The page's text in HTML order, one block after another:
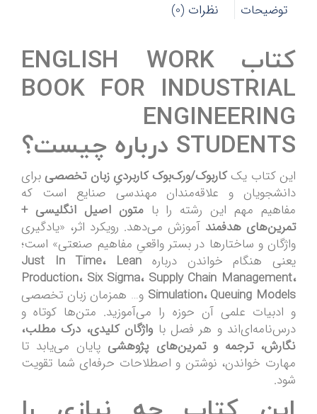
توضیحات نظرات (0)
کتاب ENGLISH WORK
BOOK FOR INDUSTRIAL
ENGINEERING
STUDENTS درباره چیست؟
این کتاب یککاربوک/ورک‌بوک کاربردیِ زبان تخصصی برای
دانشجویان و علاقه‌مندان مهندسی صنایع است که
مفاهیم مهم این رشته را بامتون اصیل انگلیسی +
تمرین‌های هدفمند آموزش می‌دهد. رویکرد اثر، «یادگیری
واژگان و ساختارها در بستر واقعیِ مفاهیم صنعتی» است؛
یعنی هنگام خواندن درباره Just In Time، Lean
Production، Six Sigma، Supply Chain Management،
Simulation، Queuing Models و… همزمان زبان تخصصی
و ادبیات علمی آن حوزه را می‌آموزید. متن‌ها کوتاه و
درس‌نامه‌ای‌اند و هر فصل با واژگان کلیدی، درک مطلب،
نگارش، ترجمه و تمرین‌های پژوهشی پایان می‌یابد تا
مهارت خواندن، نوشتن و اصطلاحات حرفه‌ای شما تقویت
شود.